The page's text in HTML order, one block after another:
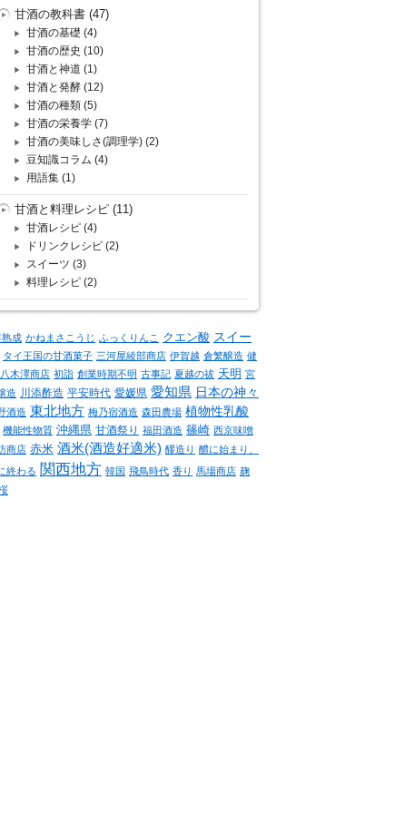
甘酒の教科書 (47)
甘酒の基礎 (4)
甘酒の歴史 (10)
甘酒と神道 (1)
甘酒と発酵 (12)
甘酒の種類 (5)
甘酒の栄養学 (7)
甘酒の美味しさ(調理学) (2)
豆知識コラム (4)
用語集 (1)
甘酒と料理レシピ (11)
甘酒レシピ (4)
ドリンクレシピ (2)
スイーツ (3)
料理レシピ (2)
熟成 かねまさこうじ ふっくりんこ クエン酸 スイー
タイ王国の甘酒菓子 三河屋綾部商店 伊賀越 倉繁醸造 健
八木澤商店 初詣 創業時期不明 古事記 夏越の祓 天明 宮
造 川添酢造 平安時代 愛媛県 愛知県 日本の神々
酒造 東北地方 梅乃宿酒造 森田農場 植物性乳酸
機能性物質 沖縄県 甘酒祭り 福田酒造 篠崎 西京味噌
商店 赤米 酒米(酒造好適米) 醪造り 醴に始まり、
終わる 関西地方 韓国 飛鳥時代 香り 馬場商店 麹